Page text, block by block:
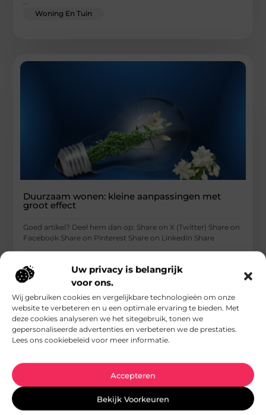
Uw privacy is belangrijk
voor ons.
Wij gebruiken cookies en vergelijkbare technologieën om onze
website te verbeteren en u een optimale ervaring te bieden. Met
deze cookies analyseren we het sitegebruik, tonen we
gepersonaliseerde advertenties en verbeteren we de prestaties.
Lees ons cookiebeleid voor meer informatie.
Accepteren
Bekijk Voorkeuren
Woning En Tuin
Duurzaam wonen: kleine aanpassingen met
groot effect
Goed artikel? Deel hem dan op: Share on X (Twitter) Share on
Facebook Share on Pinterest Share on LinkedIn Share
Woning En Tuin